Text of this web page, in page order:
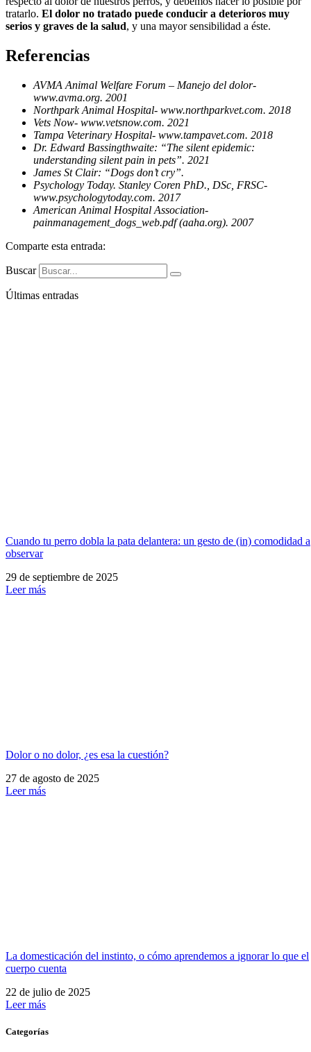
tratarlo. El dolor no tratado puede conducir a deterioros muy
serios y graves de la salud, y una mayor sensibilidad a éste.
Referencias
AVMA Animal Welfare Forum – Manejo del dolor-
www.avma.org. 2001
Northpark Animal Hospital- www.northparkvet.com. 2018
Vets Now- www.vetsnow.com. 2021
Tampa Veterinary Hospital- www.tampavet.com. 2018
Dr. Edward Bassingthwaite: “The silent epidemic:
understanding silent pain in pets”. 2021
James St Clair: “Dogs don’t cry”.
Psychology Today. Stanley Coren PhD., DSc, FRSC-
www.psychologytoday.com. 2017
American Animal Hospital Association-
painmanagement_dogs_web.pdf (aaha.org). 2007
Comparte esta entrada:
Buscar
Últimas entradas
Cuando tu perro dobla la pata delantera: un gesto de (in) comodidad a
observar
29 de septiembre de 2025
Leer más
Dolor o no dolor, ¿es esa la cuestión?
27 de agosto de 2025
Leer más
La domesticación del instinto, o cómo aprendemos a ignorar lo que el
cuerpo cuenta
22 de julio de 2025
Leer más
Categorías